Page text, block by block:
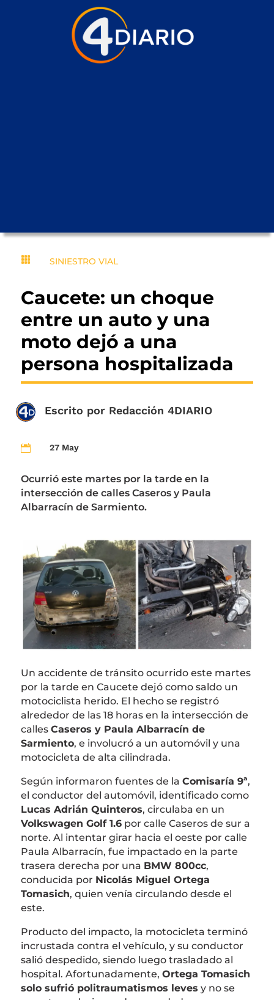
 SINIESTRO VIAL
Caucete: un choque
entre un auto y una
moto dejó a una
persona hospitalizada
Escrito por Redacción 4DIARIO
 27 May
Ocurrió este martes por la tarde en la
intersección de calles Caseros y Paula
Albarracín de Sarmiento.
Un accidente de tránsito ocurrido este martes
por la tarde en Caucete dejó como saldo un
motociclista herido. El hecho se registró
alrededor de las 18 horas en la intersección de
calles Caseros y Paula Albarracín de
Sarmiento, e involucró a un automóvil y una
motocicleta de alta cilindrada.
Según informaron fuentes de la Comisaría 9ª,
el conductor del automóvil, identificado como
Lucas Adrián Quinteros, circulaba en un
Volkswagen Golf 1.6por calle Caseros de sur a
norte. Al intentar girar hacia el oeste por calle
Paula Albarracín, fue impactado en la parte
trasera derecha por una BMW 800cc,
conducida por Nicolás Miguel Ortega
Tomasich, quien venía circulando desde el
este.
Producto del impacto, la motocicleta terminó
incrustada contra el vehículo, y su conductor
salió despedido, siendo luego trasladado al
hospital. Afortunadamente, Ortega Tomasich
solo sufrió politraumatismos leves y no se